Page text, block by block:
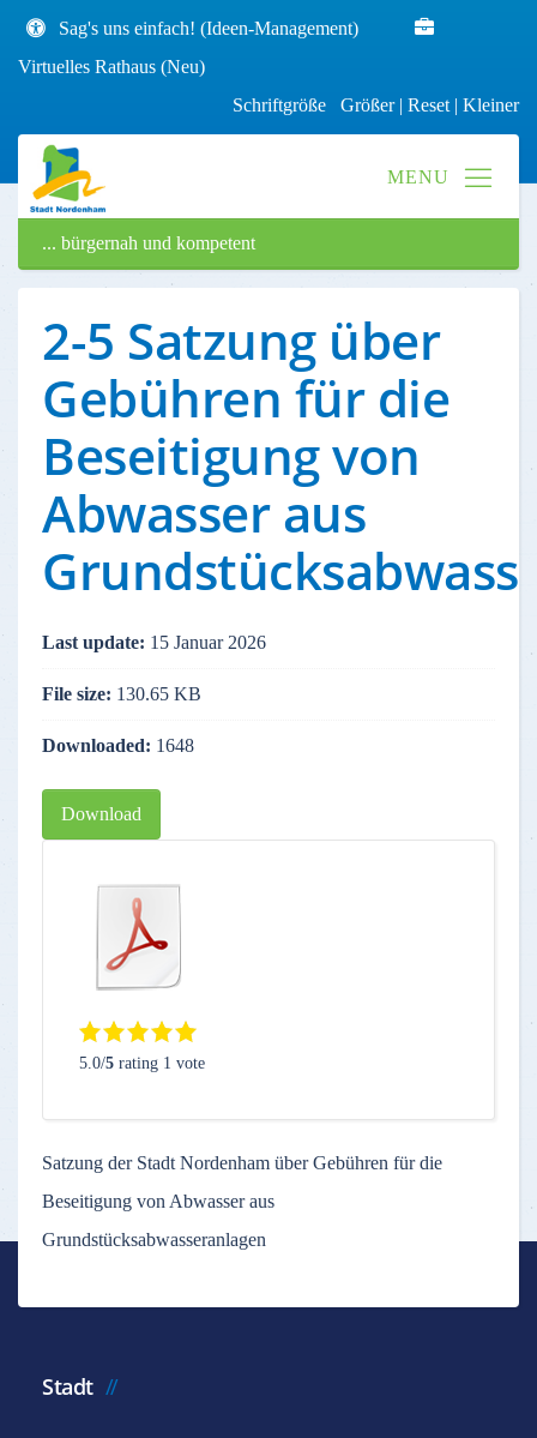
Sag's uns einfach! (Ideen-Management)
Virtuelles Rathaus (Neu)
Schriftgröße Größer| Reset | Kleiner
... bürgernah und kompetent
2-5 Satzung über
Gebühren für die
Beseitigung von
Abwasser aus
Last update: 15 Januar 2026
File size: 130.65 KB
Downloaded: 1648
Download
5.0/5 rating 1 vote
Satzung der Stadt Nordenham über Gebühren für die
Beseitigung von Abwasser aus
Grundstücksabwasseranlagen
Stadt